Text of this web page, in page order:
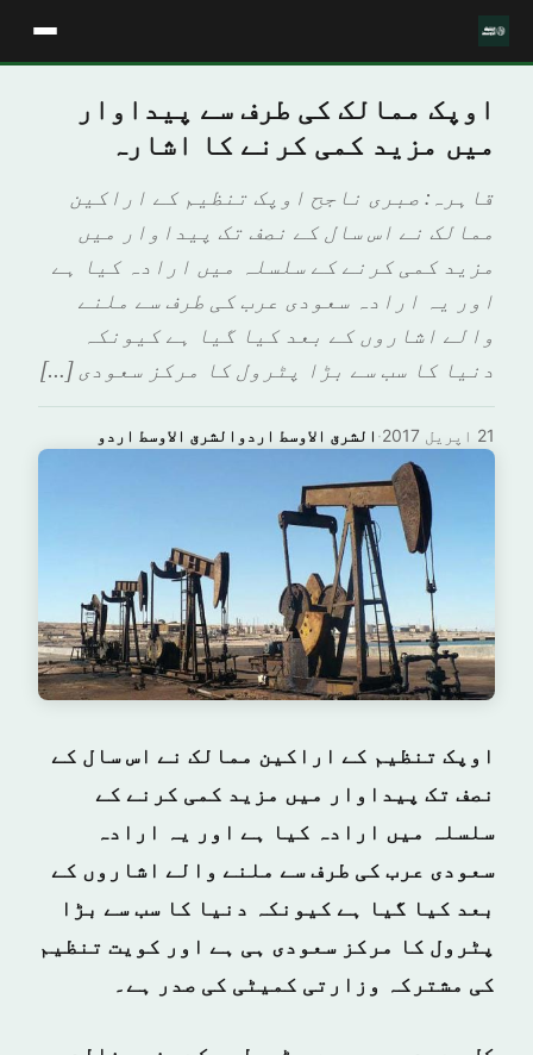
اوپک ممالک کی طرف سے پیداوار
میں مزید کمی کرنے کا اشارہ
قاہرہ: صبری ناجح اوپک تنظیم کے اراکین
ممالک نے اس سال کے نصف تک پیداوار میں
مزید کمی کرنے کے سلسلہ میں ارادہ کیا ہے
اور یہ ارادہ سعودی عرب کی طرف سے ملنے
والے اشاروں کے بعد کیا گیا ہے کیونکہ
دنیا کا سب سے بڑا پٹرول کا مرکز سعودی […]
الشرق الاوسط اردوالشرق الاوسط اردو · 21 اپریل 2017
اوپک تنظیم کے اراکین ممالک نے اس سال کے
نصف تک پیداوار میں مزید کمی کرنے کے
سلسلہ میں ارادہ کیا ہے اور یہ ارادہ
سعودی عرب کی طرف سے ملنے والے اشاروں کے
بعد کیا گیا ہے کیونکہ دنیا کا سب سے بڑا
پٹرول کا مرکز سعودی ہی ہے اور کویت تنظیم
کی مشترکہ وزارتی کمیٹی کی صدر ہے۔